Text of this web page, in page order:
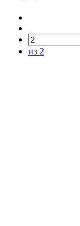
из 2